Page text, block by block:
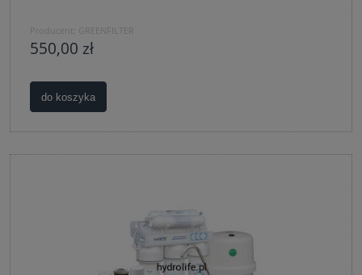
Producent: GREENFILTER
550,00 zł
do koszyka